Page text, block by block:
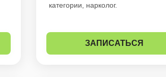
категории, нарколог.
ЗАПИСАТЬСЯ